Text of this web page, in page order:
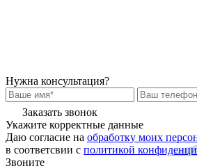
Нужна консультация?
Заказать звонок
Укажите корректные данные
Даю согласие на обработку моих
в соответсвии с политикой
Звоните